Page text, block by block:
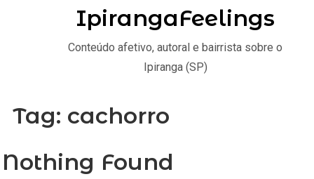
Tag: cachorro
Nothing Found
IpirangaFeelings
Conteúdo afetivo, autoral e bairrista sobre o
Ipiranga (SP)